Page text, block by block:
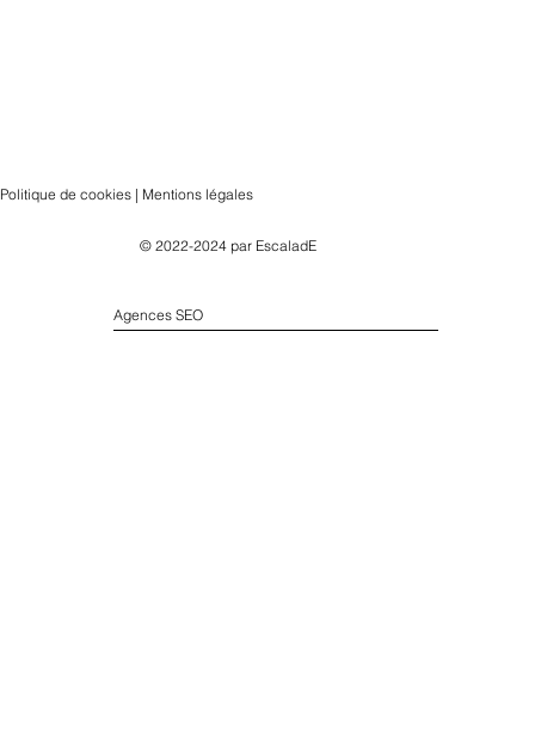
Politique de cookies | Mentions légales
© 2022-2024 par EscaladE
Agences SEO